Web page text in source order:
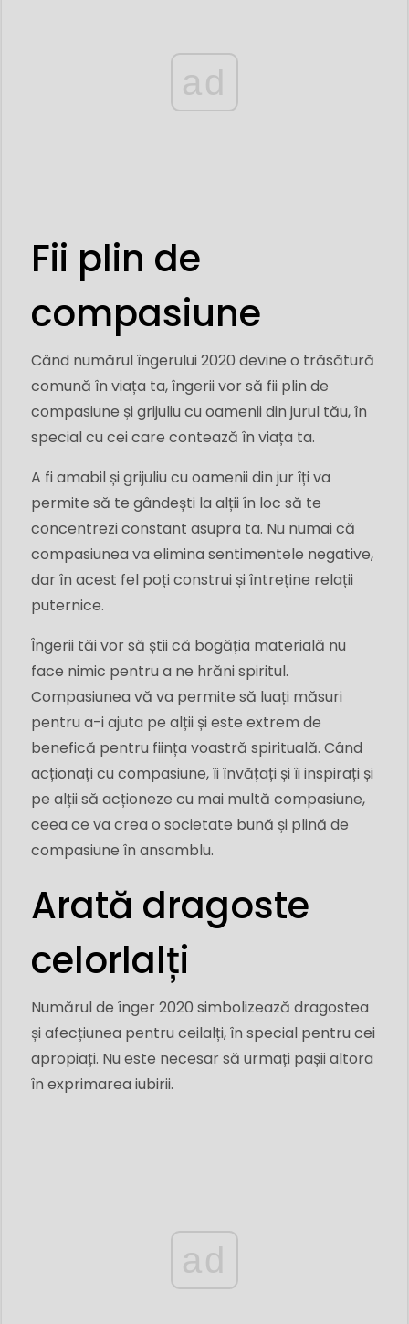
ad
Fii plin de
compasiune
Când numărul îngerului 2020 devine o trăsătură
comună în viața ta, îngerii vor să fii plin de
compasiune și grijuliu cu oamenii din jurul tău, în
special cu cei care contează în viața ta.
A fi amabil și grijuliu cu oamenii din jur îți va
permite să te gândești la alții în loc să te
concentrezi constant asupra ta. Nu numai că
compasiunea va elimina sentimentele negative,
dar în acest fel poți construi și întreține relații
puternice.
Îngerii tăi vor să știi că bogăția materială nu
face nimic pentru a ne hrăni spiritul.
Compasiunea vă va permite să luați măsuri
pentru a-i ajuta pe alții și este extrem de
benefică pentru ființa voastră spirituală. Când
acționați cu compasiune, îi învățați și îi inspirați și
pe alții să acționeze cu mai multă compasiune,
ceea ce va crea o societate bună și plină de
compasiune în ansamblu.
Arată dragoste
celorlalți
Numărul de înger 2020 simbolizează dragostea
și afecțiunea pentru ceilalți, în special pentru cei
apropiați. Nu este necesar să urmați pașii altora
în exprimarea iubirii.
ad